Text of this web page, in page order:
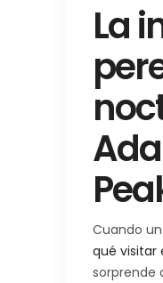
La
Cuando
qué visitar
sorprende